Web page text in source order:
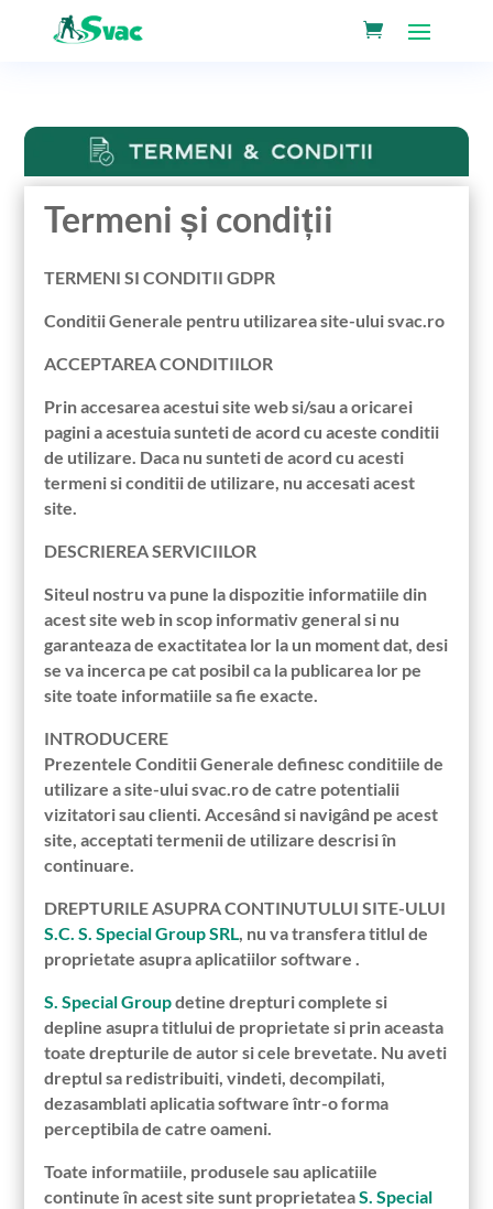
Termeni și condiții
TERMENI SI CONDITII GDPR
Conditii Generale pentru utilizarea site-ului svac.ro
ACCEPTAREA CONDITIILOR
Prin accesarea acestui site web si/sau a oricarei
pagini a acestuia sunteti de acord cu aceste conditii
de utilizare. Daca nu sunteti de acord cu acesti
termeni si conditii de utilizare, nu accesati acest
site.
DESCRIEREA SERVICIILOR
Siteul nostru va pune la dispozitie informatiile din
acest site web in scop informativ general si nu
garanteaza de exactitatea lor la un moment dat, desi
se va incerca pe cat posibil ca la publicarea lor pe
site toate informatiile sa fie exacte.
INTRODUCERE
Prezentele Conditii Generale definesc conditiile de
utilizare a site-ului svac.ro de catre potentialii
vizitatori sau clienti. Accesând si navigând pe acest
site, acceptati termenii de utilizare descrisi în
continuare.
DREPTURILE ASUPRA CONTINUTULUI SITE-ULUI
S.C. S. Special Group SRL
, nu va transfera titlul de
proprietate asupra aplicatiilor software .
S. Special Groupdetine drepturi complete si
depline asupra titlului de proprietate si prin aceasta
toate drepturile de autor si cele brevetate. Nu aveti
dreptul sa redistribuiti, vindeti, decompilati,
dezasamblati aplicatia software într-o forma
perceptibila de catre oameni.
Toate informatiile, produsele sau aplicatiile
continute în acest site sunt proprietateaS. Special